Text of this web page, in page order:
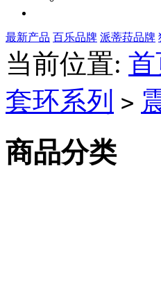
最新产品 百乐品牌 派蒂菈品牌
当前位置:
套环系列 >
商品分类